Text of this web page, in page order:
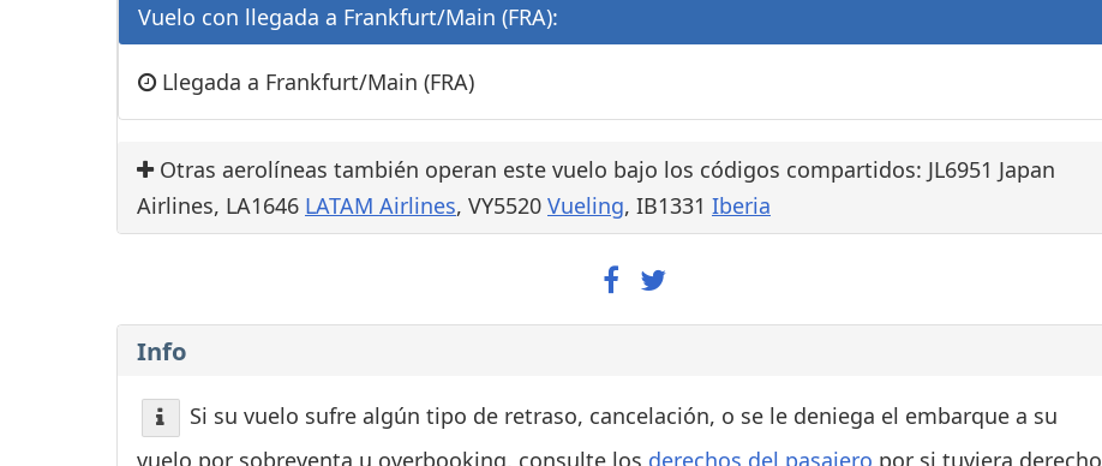
Vuelo con llegada a Frankfurt/Main (FRA):
Llegada a Frankfurt/Main (FRA)
Otras aerolíneas también operan este vuelo bajo los códigos compartidos: JL6951 Japan
Airlines, LA1646 LATAM Airlines, VY5520 Vueling, IB1331 Iberia
Info
Si su vuelo sufre algún tipo de retraso, cancelación, o se le deniega el embarque a su
vuelo por sobreventa u overbooking, consulte los derechos del pasajero por si tuviera derecho